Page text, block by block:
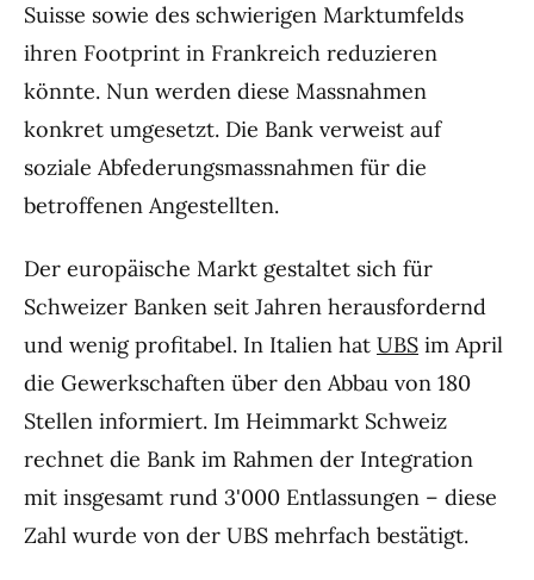
Suisse sowie des schwierigen Marktumfelds
ihren Footprint in Frankreich reduzieren
könnte. Nun werden diese Massnahmen
konkret umgesetzt. Die Bank verweist auf
soziale Abfederungsmassnahmen für die
betroffenen Angestellten.
Der europäische Markt gestaltet sich für
Schweizer Banken seit Jahren herausfordernd
und wenig profitabel. In Italien hat UBS im April
die Gewerkschaften über den Abbau von 180
Stellen informiert. Im Heimmarkt Schweiz
rechnet die Bank im Rahmen der Integration
mit insgesamt rund 3'000 Entlassungen – diese
Zahl wurde von der UBS mehrfach bestätigt.